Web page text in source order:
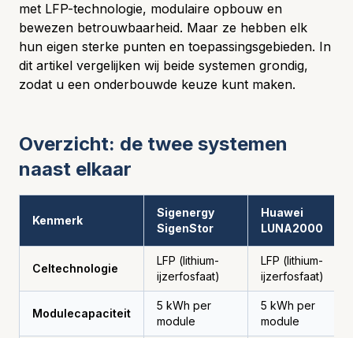
met LFP-technologie, modulaire opbouw en
bewezen betrouwbaarheid. Maar ze hebben elk
hun eigen sterke punten en toepassingsgebieden. In
dit artikel vergelijken wij beide systemen grondig,
zodat u een onderbouwde keuze kunt maken.
Overzicht: de twee systemen
naast elkaar
Kenmerk
Sigenergy
SigenStor
Huawei
LUNA2000
Celtechnologie
LFP (lithium-
ijzerfosfaat)
LFP (lithium-
ijzerfosfaat)
Modulecapaciteit
5 kWh per
module
5 kWh per
module